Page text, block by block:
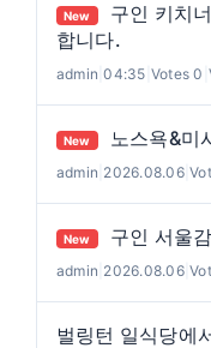
New
구인 키치
합니다.
admin |04:35 Votes 0
New 노스욕&미
admin 2026.08.06|
New 구인 서울
admin 2026.08.06|
벌링턴 일식당에